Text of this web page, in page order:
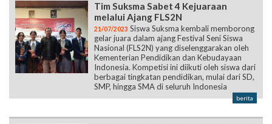
Tim Suksma Sabet 4 Kejuaraan
melalui Ajang FLS2N
21/07/2023 Siswa Suksma kembali memborong
gelar juara dalam ajang Festival Seni Siswa
Nasional (FLS2N) yang diselenggarakan oleh
Kementerian Pendidikan dan Kebudayaan
Indonesia. Kompetisi ini diikuti oleh siswa dari
berbagai tingkatan pendidikan, mulai dari SD,
SMP, hingga SMA di seluruh Indonesia
berita